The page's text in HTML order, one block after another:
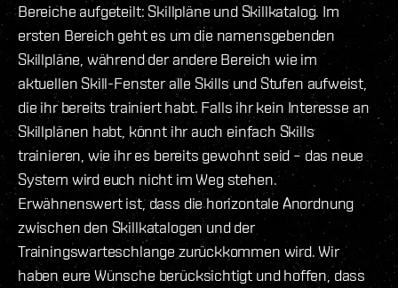
Bereiche aufgeteilt: Skillpläne und Skillkatalog. Im
ersten Bereich geht es um die namensgebenden
Skillpläne, während der andere Bereich wie im
aktuellen Skill-Fenster alle Skills und Stufen aufweist,
die ihr bereits trainiert habt. Falls ihr kein Interesse an
Skillplänen habt, könnt ihr auch einfach Skills
trainieren, wie ihr es bereits gewohnt seid – das neue
System wird euch nicht im Weg stehen.
Erwähnenswert ist, dass die horizontale Anordnung
zwischen den Skillkatalogen und der
Trainingswarteschlange zurückkommen wird. Wir
haben eure Wünsche berücksichtigt und hoffen, dass